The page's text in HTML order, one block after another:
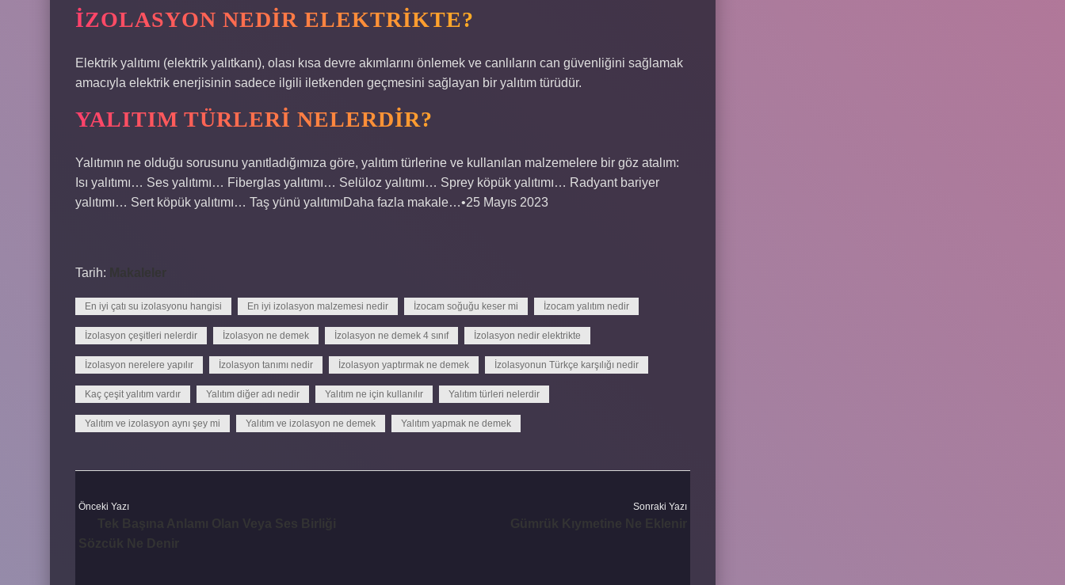
İZOLASYON NEDIR ELEKTRIKTE?
Elektrik yalıtımı (elektrik yalıtkanı), olası kısa devre akımlarını önlemek ve canlıların can güvenliğini sağlamak
amacıyla elektrik enerjisinin sadece ilgili iletkenden geçmesini sağlayan bir yalıtım türüdür.
YALITIM TÜRLERI NELERDIR?
Yalıtımın ne olduğu sorusunu yanıtladığımıza göre, yalıtım türlerine ve kullanılan malzemelere bir göz atalım:
Isı yalıtımı… Ses yalıtımı… Fiberglas yalıtımı… Selüloz yalıtımı… Sprey köpük yalıtımı… Radyant bariyer
yalıtımı… Sert köpük yalıtımı… Taş yünü yalıtımıDaha fazla makale…•25 Mayıs 2023
Tarih: Makaleler
En iyi çatı su izolasyonu hangisi En iyi izolasyon malzemesi nedir İzocam soğuğu keser mi İzocam yalıtım nedir
İzolasyon çeşitleri nelerdir İzolasyon ne demek İzolasyon ne demek 4 sınıf İzolasyon nedir elektrikte
İzolasyon nerelere yapılır İzolasyon tanımı nedir İzolasyon yaptırmak ne demek İzolasyonun Türkçe karşılığı nedir
Kaç çeşit yalıtım vardır Yalıtım diğer adı nedir Yalıtım ne için kullanılır Yalıtım türleri nelerdir
Yalıtım ve izolasyon aynı şey mi Yalıtım ve izolasyon ne demek Yalıtım yapmak ne demek
Önceki Yazı Sonraki Yazı